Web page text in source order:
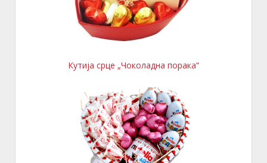
Кутија срце „Чоколадна порака“